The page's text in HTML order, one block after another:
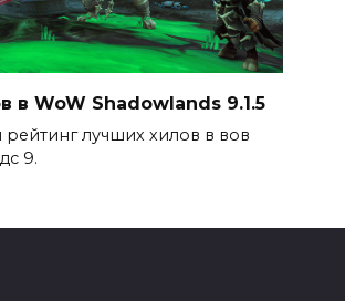
в WoW Shadowlands 9.1.5
рейтинг лучших хилов в вов
9.